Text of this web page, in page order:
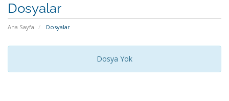
Dosyalar
Ana Sayfa Dosyalar
Dosya Yok